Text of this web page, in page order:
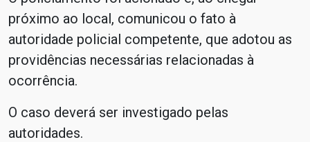
próximo ao local, comunicou o fato à
autoridade policial competente, que adotou as
providências necessárias relacionadas à
ocorrência.
O caso deverá ser investigado pelas
autoridades.